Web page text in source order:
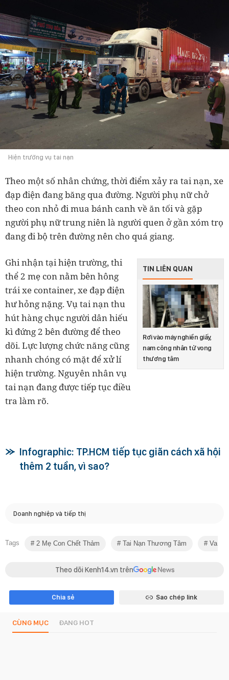
Hiện trường vụ tai nạn
Theo một số nhân chứng, thời điểm xảy ra tai nạn, xe
đạp điện đang băng qua đường. Người phụ nữ chở
theo con nhỏ đi mua bánh canh về ăn tối và gặp
người phụ nữ trung niên là người quen ở gần xóm trọ
đang đi bộ trên đường nên cho quá giang.
TIN LIÊN QUAN
Rơi vào máy nghiền giấy,
nam công nhân tử vong
thương tâm
Ghi nhận tại hiện trường, thi
thể 2 mẹ con nằm bên hông
trái xe container, xe đạp điện
hư hỏng nặng. Vụ tai nạn thu
hút hàng chục người dân hiếu
kì đứng 2 bên đường để theo
dõi. Lực lượng chức năng cũng
nhanh chóng có mặt để xử lí
hiện trường. Nguyên nhân vụ
tai nạn đang được tiếp tục điều
tra làm rõ.
Infographic: TP.HCM tiếp tục giãn cách xã hội
thêm 2 tuần, vì sao?
Doanh nghiệp và tiếp thị
Tags 2 Mẹ Con Chết Thảm Tai Nạn Thương Tâm Va
Theo dõi Kenh14.vn trên
Chia sẻ Sao chép link
CÙNG MỤC ĐANG HOT